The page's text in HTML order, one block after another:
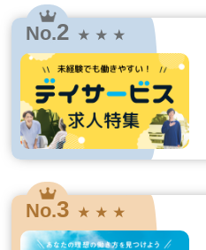
No.2 ★ ★ ★
No.3 ★ ★ ★